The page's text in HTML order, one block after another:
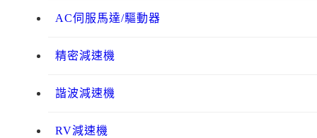
AC伺服馬達/驅動器
精密減速機
諧波減速機
RV減速機